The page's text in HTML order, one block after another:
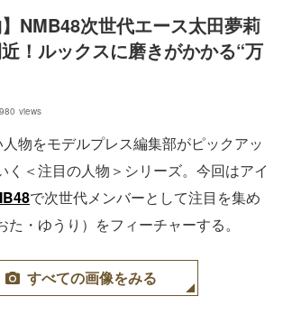
】NMB48次世代エース太田夢莉
！ルックスに磨きがかかる“万
views
人物をモデルプレス編集部がピックアッ
く＜注目の人物＞シリーズ。今回はアイ
で次世代メンバーとして注目を集め
た・ゆうり）をフィーチャーする。
すべての画像をみる